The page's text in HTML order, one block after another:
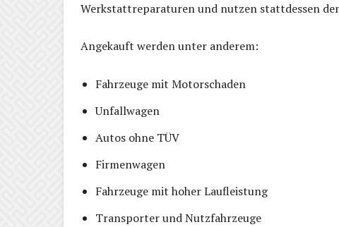
Werkstattreparaturen und nutzen stattdessen
Angekauft werden unter anderem:
Fahrzeuge mit Motorschaden
Unfallwagen
Autos ohne TÜV
Firmenwagen
Fahrzeuge mit hoher Laufleistung
Transporter und Nutzfahrzeuge